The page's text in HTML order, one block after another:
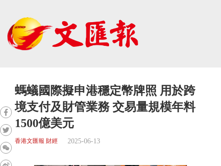
螞蟻國際擬申港穩定幣牌照 用於跨
境支付及財管業務 交易量規模年料
1500億美元
香港文匯報 財經 2025-06-13